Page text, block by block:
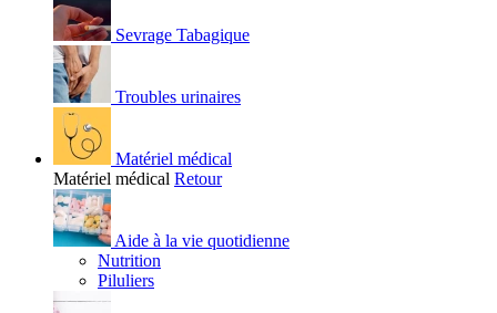
Sevrage Tabagique
Troubles urinaires
Matériel médical
Matériel médical Retour
Aide à la vie quotidienne
Nutrition
Piluliers